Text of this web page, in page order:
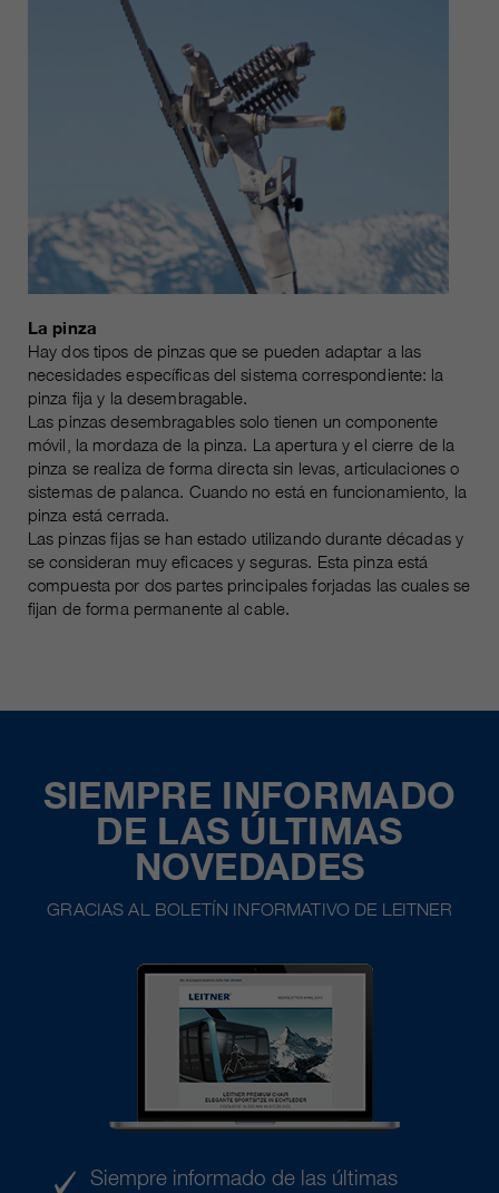
La pinza
Hay dos tipos de pinzas que se pueden adaptar a las
necesidades específicas del sistema correspondiente: la
pinza fija y la desembragable.
Las pinzas desembragables solo tienen un componente
móvil, la mordaza de la pinza. La apertura y el cierre de la
pinza se realiza de forma directa sin levas, articulaciones o
sistemas de palanca. Cuando no está en funcionamiento, la
pinza está cerrada.
Las pinzas fijas se han estado utilizando durante décadas y
se consideran muy eficaces y seguras. Esta pinza está
compuesta por dos partes principales forjadas las cuales se
fijan de forma permanente al cable.
SIEMPRE INFORMADO
DE LAS ÚLTIMAS
NOVEDADES
GRACIAS AL BOLETÍN INFORMATIVO DE LEITNER
Siempre informado de las últimas